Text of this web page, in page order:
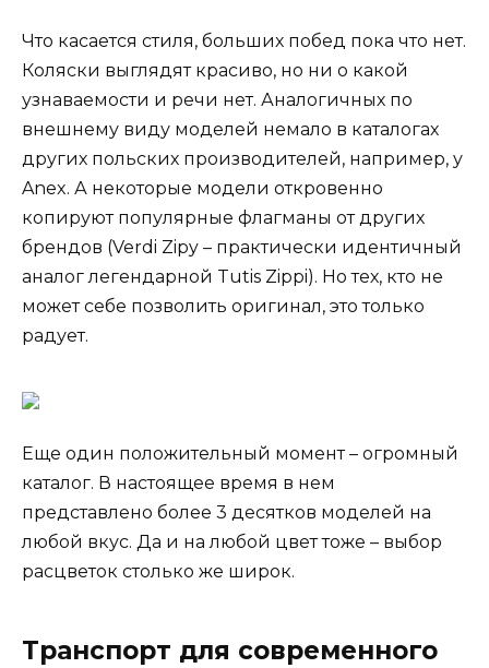
Что касается стиля, больших побед пока что нет.
Коляски выглядят красиво, но ни о какой
узнаваемости и речи нет. Аналогичных по
внешнему виду моделей немало в каталогах
других польских производителей, например, у
Anex. А некоторые модели откровенно
копируют популярные флагманы от других
брендов (Verdi Zipy – практически идентичный
аналог легендарной Tutis Zippi). Но тех, кто не
может себе позволить оригинал, это только
радует.
Еще один положительный момент – огромный
каталог. В настоящее время в нем
представлено более 3 десятков моделей на
любой вкус. Да и на любой цвет тоже – выбор
расцветок столько же широк.
Транспорт для современного